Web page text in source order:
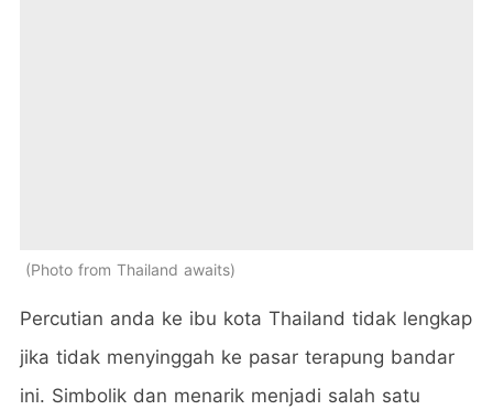
Photo from Thailand awaits
Percutian anda ke ibu kota Thailand tidak lengkap
jika tidak menyinggah ke pasar terapung bandar
ini. Simbolik dan menarik menjadi salah satu